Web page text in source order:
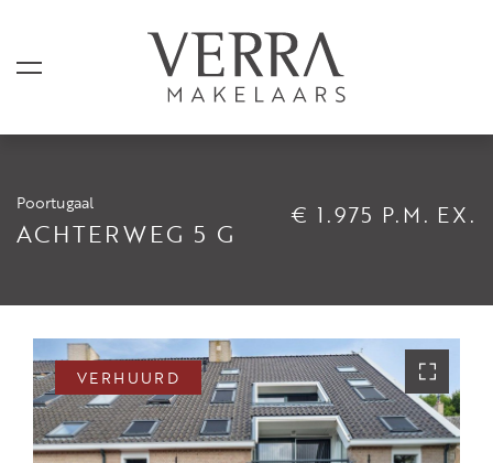
Poortugaal
ACHTERWEG 5 G
€ 1.975 P.M. EX.
VERHUURD
AANBOD
Shortstay
Verkocht
Verhuurd